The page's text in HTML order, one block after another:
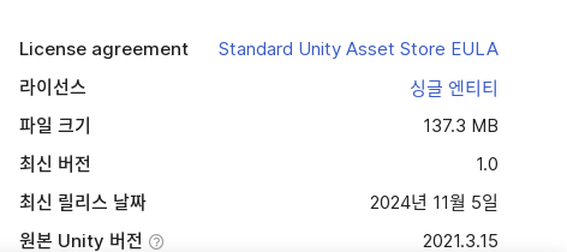
License agreement
Standard Unity Asset Store EULA
라이선스
싱글 엔티티
파일 크기
137.3 MB
최신 버전
1.0
최신 릴리스 날짜
2024년 11월 5일
원본 Unity 버전
2021.3.15